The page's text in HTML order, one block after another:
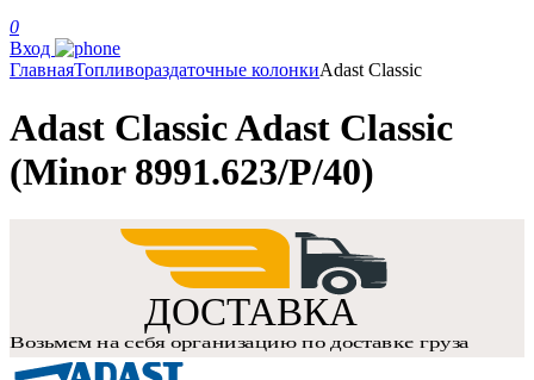
0
Вход
ГлавнаяТопливораздаточные колонкиAdast Classic
Adast Classic Adast Classic
(Minor 8991.623/P/40)